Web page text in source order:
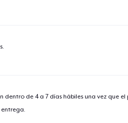
dentro de 4 a 7 días hábiles una vez que
Classic Crew Neck T-Shirt